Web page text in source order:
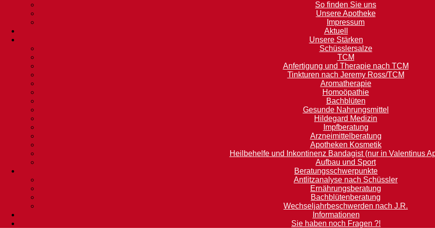
So finden Sie uns
Unsere Apotheke
Impressum
Aktuell
Unsere Stärken
Schüsslersalze
TCM
Anfertigung und Therapie nach TCM
Tinkturen nach Jeremy Ross/TCM
Aromatherapie
Homoöpathie
Bachblüten
Gesunde Nahrungsmittel
Hildegard Medizin
Impfberatung
Arzneimittelberatung
Apotheken Kosmetik
Heilbehelfe und Inkontinenz Bandagist (nur in Valentinus
Aufbau und Sport
Beratungsschwerpunkte
Antlitzanalyse nach Schüssler
Ernährungsberatung
Bachblütenberatung
Wechseljahrbeschwerden nach J.R.
Informationen
Sie haben noch Fragen ?!